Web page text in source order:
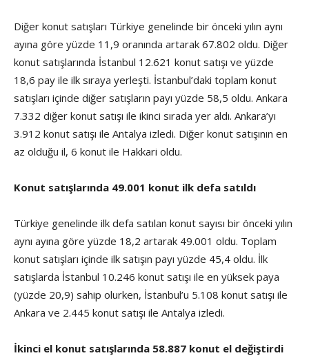
Diğer konut satışları Türkiye genelinde bir önceki yılın aynı
ayına göre yüzde 11,9 oranında artarak 67.802 oldu. Diğer
konut satışlarında İstanbul 12.621 konut satışı ve yüzde
18,6 pay ile ilk sıraya yerleşti. İstanbul’daki toplam konut
satışları içinde diğer satışların payı yüzde 58,5 oldu. Ankara
7.332 diğer konut satışı ile ikinci sırada yer aldı. Ankara’yı
3.912 konut satışı ile Antalya izledi. Diğer konut satışının en
az olduğu il, 6 konut ile Hakkari oldu.
Konut satışlarında 49.001 konut ilk defa satıldı
Türkiye genelinde ilk defa satılan konut sayısı bir önceki yılın
aynı ayına göre yüzde 18,2 artarak 49.001 oldu. Toplam
konut satışları içinde ilk satışın payı yüzde 45,4 oldu. İlk
satışlarda İstanbul 10.246 konut satışı ile en yüksek paya
(yüzde 20,9) sahip olurken, İstanbul’u 5.108 konut satışı ile
Ankara ve 2.445 konut satışı ile Antalya izledi.
İkinci el konut satışlarında 58.887 konut el değiştirdi